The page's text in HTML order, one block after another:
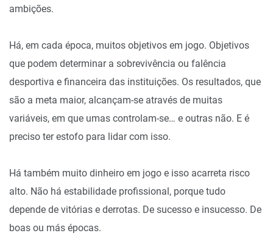
ambições.
Há, em cada época, muitos objetivos em jogo. Objetivos
que podem determinar a sobrevivência ou falência
desportiva e financeira das instituições. Os resultados, que
são a meta maior, alcançam-se através de muitas
variáveis, em que umas controlam-se… e outras não. E é
preciso ter estofo para lidar com isso.
Há também muito dinheiro em jogo e isso acarreta risco
alto. Não há estabilidade profissional, porque tudo
depende de vitórias e derrotas. De sucesso e insucesso. De
boas ou más épocas.